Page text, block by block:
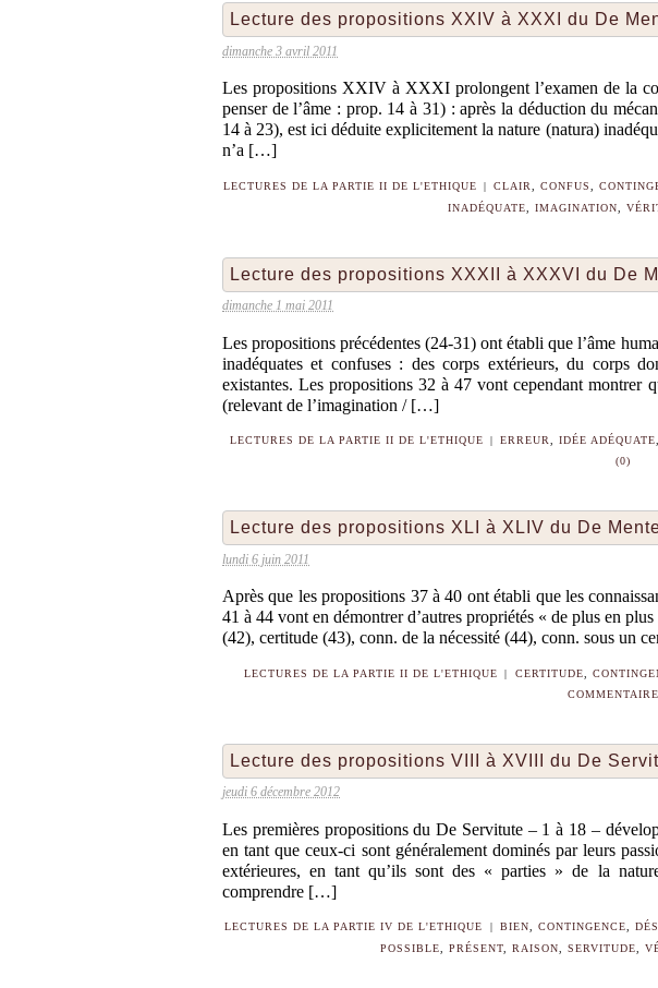
Lecture des propositions XXIV à XXXI du De
dimanche 3 avril 2011
Les propositions XXIV à XXXI prolongent l’examen de la
penser de l’âme : prop. 14 à 31) : après la déduction du
14 à 23), est ici déduite explicitement la nature (natura)
n’a […]
LECTURES DE LA PARTIE II DE L'ETHIQUE | CLAIR ,CONFUS ,
INADÉQUATE
IMAGINATION
Lecture des propositions XXXII à XXXVI du De
dimanche 1 mai 2011
Les propositions précédentes (24-31) ont établi que l’âme
inadéquates et confuses : des corps extérieurs, du corps
existantes. Les propositions 32 à 47 vont cependant montrer
(relevant de l’imagination / […]
LECTURES DE LA PARTIE II DE L'ETHIQUE ERREUR, IDÉE ADÉQUATE,
(0)
Lecture des propositions XLI à XLIV du De
lundi 6 juin 2011
Après que les propositions 37 à 40 ont établi que les
41 à 44 vont en démontrer d’autres propriétés « de plus en
(42), certitude (43), conn. de la nécessité (44), conn. sous un
LECTURES DE LA PARTIE II DE L'ETHIQUE | CERTITUDE
Lecture des propositions VIII à XVIII du De
jeudi 6 décembre 2012
Les premières propositions du De Servitute – 1 à 18 –
en tant que ceux-ci sont généralement dominés par leurs
extérieures, en tant qu’ils sont des « parties » de la
comprendre […]
LECTURES DE LA PARTIE IV DE L'ETHIQUE BIEN, CONTINGENCE,
POSSIBLE, PRÉSENT, RAISON, SERVITUDE,